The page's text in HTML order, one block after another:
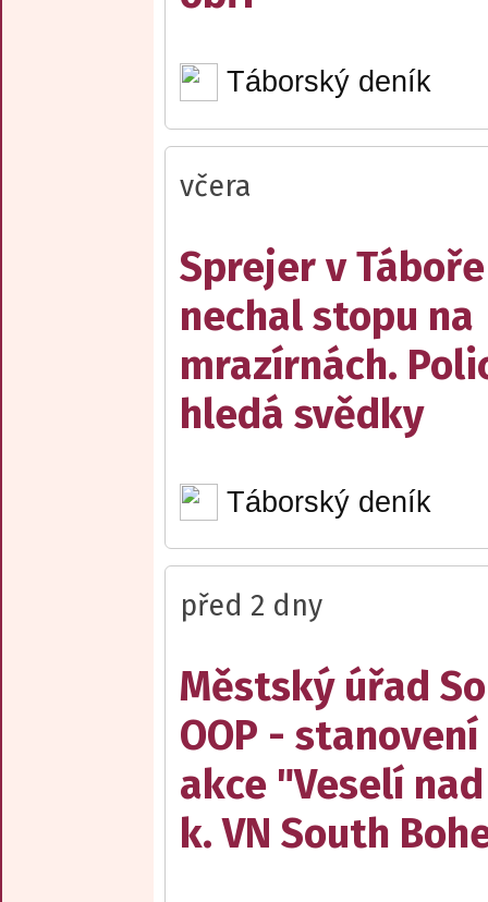
Táborský deník
včera
Sprejer v Táboře
nechal stopu na
mrazírnách.
hledá svědky
Táborský deník
před 2 dny
Městský úřad
OOP -
akce "Veselí
k. VN South